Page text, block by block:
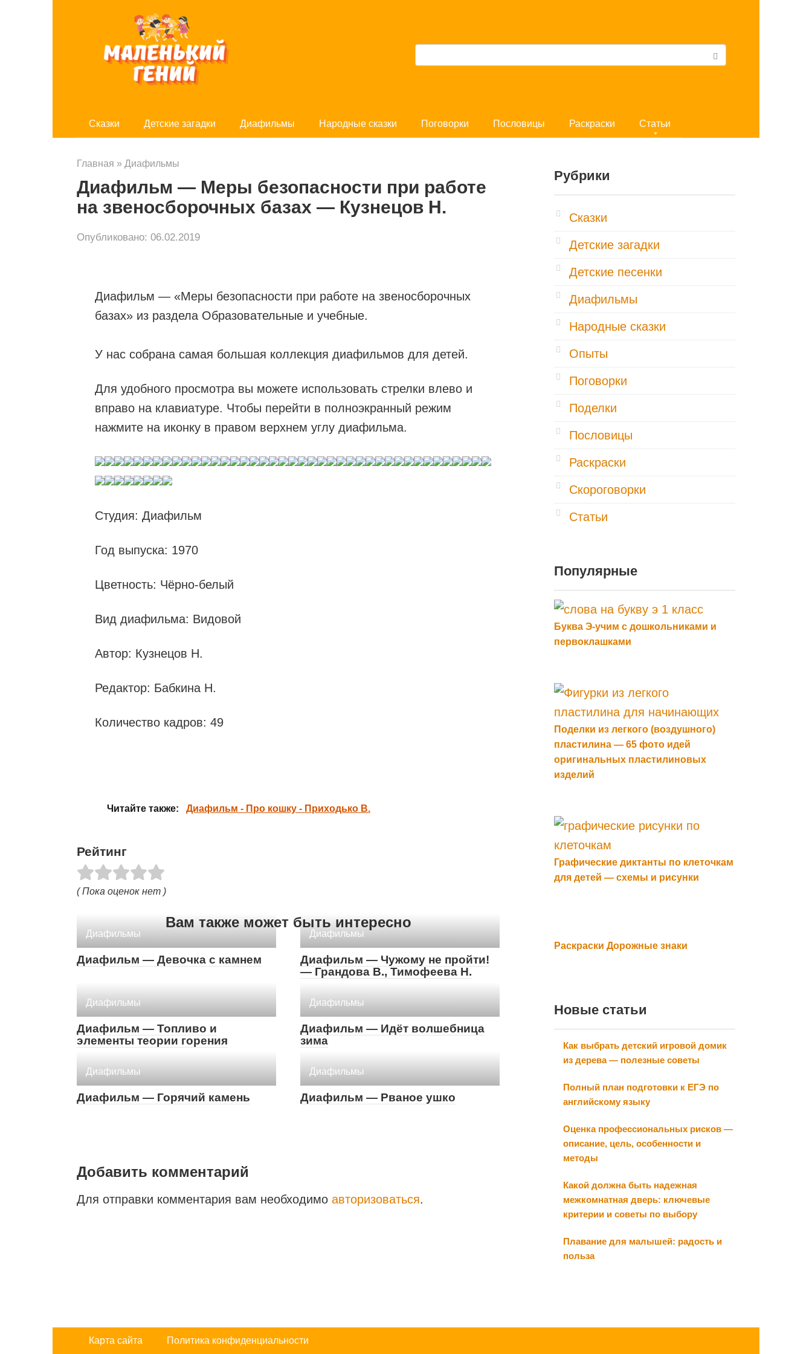
Cказки Детские загадки Диафильмы Народные сказки Поговорки Пословицы Раскраски Статьи
Главная » Диафильмы
Диафильм — Меры безопасности при работе
на звеносборочных базах — Кузнецов Н.
Опубликовано: 06.02.2019
Диафильм — «Меры безопасности при работе на звеносборочных
базах» из раздела Образовательные и учебные.
У нас собрана самая большая коллекция диафильмов для детей.
Для удобного просмотра вы можете использовать стрелки влево и
вправо на клавиатуре. Чтобы перейти в полноэкранный режим
нажмите на иконку в правом верхнем углу диафильма.
Студия: Диафильм
Год выпуска: 1970
Цветность: Чёрно-белый
Вид диафильма: Видовой
Автор: Кузнецов Н.
Редактор: Бабкина Н.
Количество кадров: 49
Читайте также: Диафильм - Про кошку - Приходько В.
Рейтинг
( Пока оценок нет )
Вам также может быть интересно
Диафильмы
Диафильм — Девочка с камнем
Диафильмы
Диафильм — Чужому не пройти!
— Грандова В., Тимофеева Н.
Диафильмы
Диафильм — Топливо и
элементы теории горения
Диафильмы
Диафильм — Идёт волшебница
зима
Диафильмы
Диафильм — Горячий камень
Диафильмы
Диафильм — Рваное ушко
Добавить комментарий
Для отправки комментария вам необходимо авторизоваться.
Рубрики
Cказки
Детские загадки
Детские песенки
Диафильмы
Народные сказки
Опыты
Поговорки
Поделки
Пословицы
Раскраски
Скороговорки
Статьи
Популярные
Буква Э-учим с дошкольниками и
первоклашками
Поделки из легкого (воздушного)
пластилина — 65 фото идей
оригинальных пластилиновых
изделий
Графические диктанты по клеточкам
для детей — схемы и рисунки
Раскраски Дорожные знаки
Новые статьи
Как выбрать детский игровой домик
из дерева — полезные советы
Полный план подготовки к ЕГЭ по
английскому языку
Оценка профессиональных рисков —
описание, цель, особенности и
методы
Какой должна быть надежная
межкомнатная дверь: ключевые
критерии и советы по выбору
Плавание для малышей: радость и
польза
Карта сайта Политика конфиденциальности